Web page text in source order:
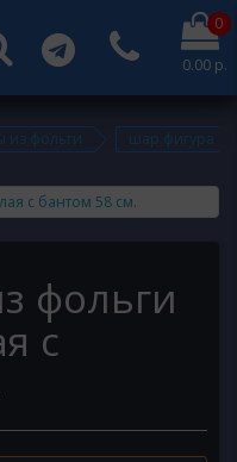
0
0.00 р.
из фольги шар фигура
фольги
с